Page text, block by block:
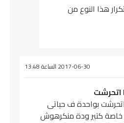
هذا النوع من
2017-06-30 الساعة 13:48
اتحرشت
بواحدة ف حياتى
خاصة كتير ودة منكرهوش